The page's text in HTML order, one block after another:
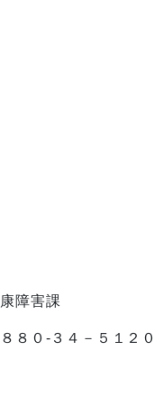
課
１２０